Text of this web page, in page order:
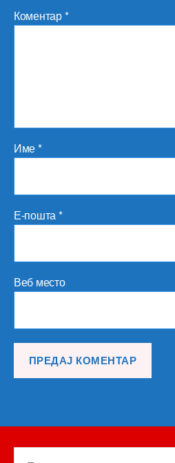
Коментар*
Име*
Е-пошта *
Веб место